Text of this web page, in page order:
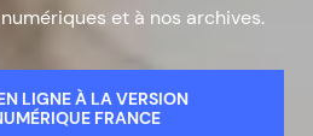
et à nos archives.
LIGNE À LA VERSION
FRANCE